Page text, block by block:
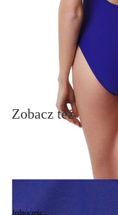
info@conteshop.pl
Ten produkt nie ma pytań
Zobacz też
Jednoczęściowy strój kąpielowy z metalowym nadrukiem MINI LOVE